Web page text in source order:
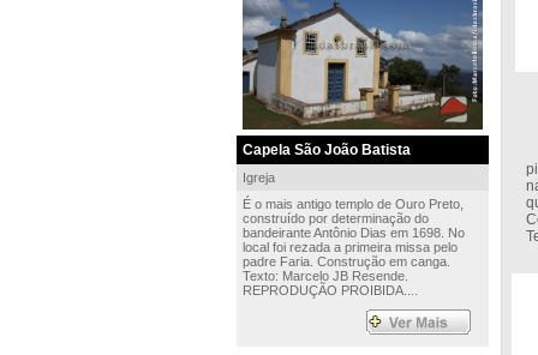
Capela São João Batista
Igreja
É o mais antigo templo de Ouro Preto,
construído por determinação do
bandeirante Antônio Dias em 1698. No
local foi rezada a primeira missa pelo
padre Faria. Construção em canga.
Texto: Marcelo JB Resende.
REPRODUÇÃO PROIBIDA....